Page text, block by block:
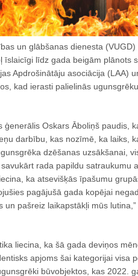
un glābšanas dienesta
īslaicīgi līdz gada beigām plānots
Apdrošinātāju asociācija (LAA)
kad ierasti palielinās
ģenerālis Oskars Āboliņš paudis,
darbību, kas nozīmē, ka laiks,
dzēšanas uzsākšanai,
rada papildu satraukumu
ka atsevišķās īpašumu
pagājušā gada kopējai
un pašreiz laikapstākļi mūs
liecina, ka šā gada deviņos
apjoms šai kategorijai visa
būvobjektos, kas 2022.